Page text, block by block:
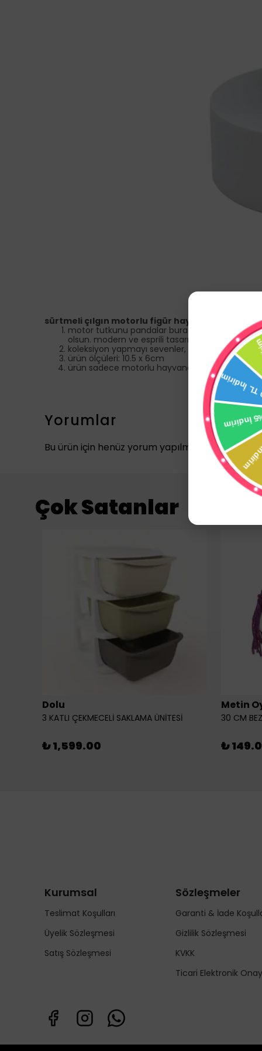
sürtmeli çılgın motorlu figür hayvanlar
motor tutkunu pandalar burada! çılgın motorlu
olsun. modern ve esprili tasarımı sayesinde
koleksiyon yapmayı sevenler, çocuklar için
ürün ölçüleri: 10.5 x 6cm
ürün sadece motorlu hayvandan
Yorumlar
Bu ürün için henüz yorum yapılmamış.
Çok Satanlar
Dolu
3 KATLI ÇEKMECELİ SAKLAMA ÜNİTESİ
₺ 1,599.00
Metin
30 CM
₺
Kurumsal
Teslimat Koşulları
Üyelik Sözleşmesi
Satış Sözleşmesi
Sözleşmeler
Garanti & İade
Gizlilik Sözleşmesi
KVKK
Ticari Elektronik